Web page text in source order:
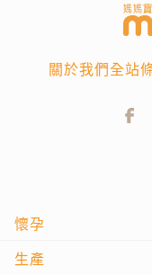
懷孕
生產
關於我們全站